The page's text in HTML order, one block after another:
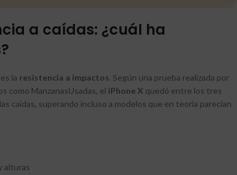
a caídas: ¿cuál ha
la resistencia a impactos. Según una prueba realizada por
como ManzanasUsadas, el iPhone X quedó entre los tres
caídas, superando incluso a modelos que en teoría parecían
alturas